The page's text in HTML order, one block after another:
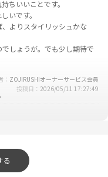
ちいいことです。
いです。
よりスタイリッシュかな
しょうが。でも少し期待で
ZOJIRUSHIオーナーサービス会員
投稿日
2026/05/11 17:27:49
いますが保温、保冷共に十
る